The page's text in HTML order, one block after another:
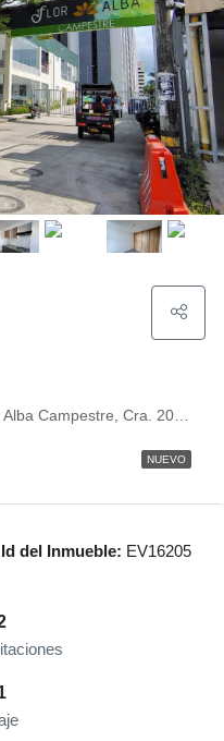
NUEVO
20 Sur, Ibagué, Tolima, Colombia
Id del Inmueble: EV16205